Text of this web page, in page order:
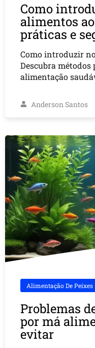
Como
alimentos
práticas e
Como introduzir
Descubra métodos
alimentação
Anderson Santos
Alimentação De Peixes
Problemas
por má
evitar